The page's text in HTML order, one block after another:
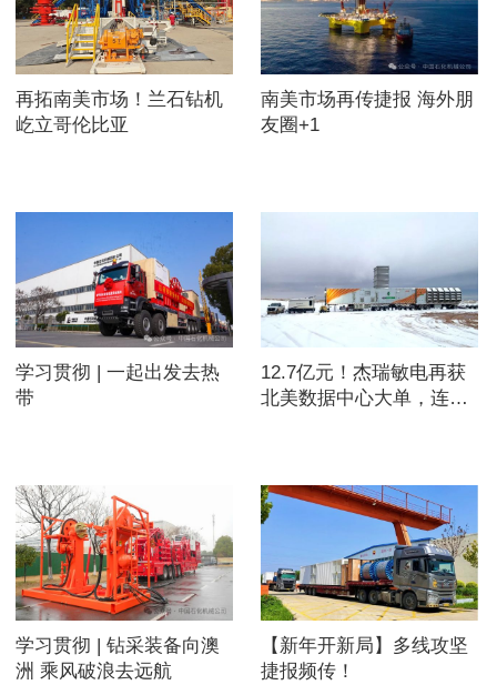
再拓南美市场！兰石钻机
屹立哥伦比亚
南美市场再传捷报 海外朋
友圈+1
学习贯彻 | 一起出发去热
带
12.7亿元！杰瑞敏电再获
北美数据中心大单，连续
学习贯彻 | 钻采装备向澳
洲 乘风破浪去远航
【新年开新局】多线攻坚
捷报频传！